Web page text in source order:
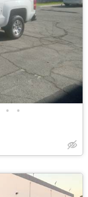
• •